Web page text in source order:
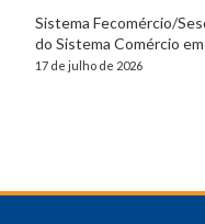
Sistema Fecomércio/
do Sistema Comércio
17 de julho de 2026